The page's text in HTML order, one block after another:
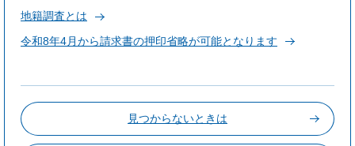
地籍調査とは
令和8年4月から請求書の押印省略が可能となります
見つからないときは